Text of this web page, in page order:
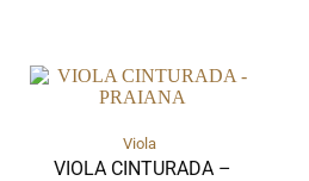
Viola
VIOLA CINTURADA –